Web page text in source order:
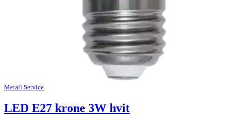
Metall Service
LED E27 krone 3W hvit